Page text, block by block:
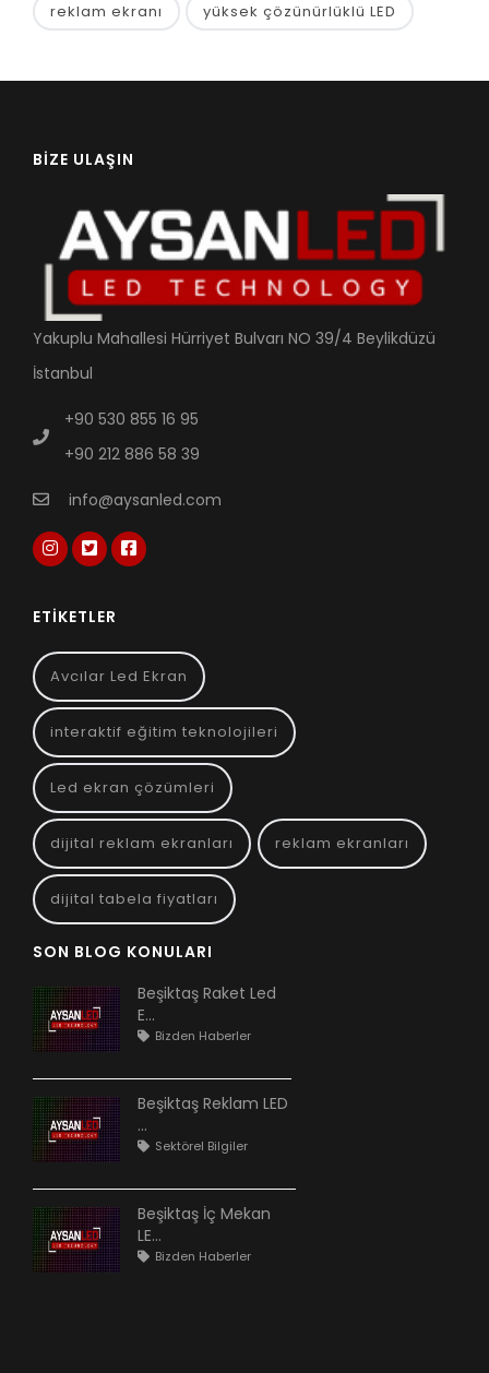
reklam ekranı yüksek çözünürlüklü LED
BIZE ULAŞIN
Yakuplu Mahallesi Hürriyet Bulvarı NO 39/4 Beylikdüzü
İstanbul
+90 530 855 16 95
+90 212 886 58 39
info@aysanled.com
ETIKETLER
Avcılar Led Ekran
interaktif eğitim teknolojileri
Led ekran çözümleri
dijital reklam ekranları reklam ekranları
dijital tabela fiyatları
SON BLOG KONULARI
Beşiktaş Raket Led
E...
Bizden Haberler
Beşiktaş Reklam LED
...
Sektörel Bilgiler
Beşiktaş İç Mekan
LE...
Bizden Haberler